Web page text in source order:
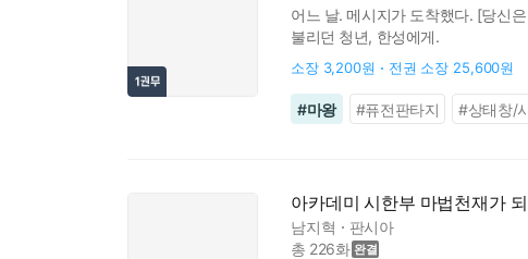
어느 날. 메시지가 도착했다. [당신
불리던 청년, 한성에게.
소장 3,200원 전권 소장 25,600원
#마왕 #퓨전판타지 #상태창/
아카데미 시한부 마법천재가
남지혁
판시아
총 226화